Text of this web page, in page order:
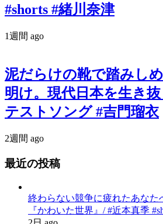
#shorts #緒川奈津
1週間 ago
泥だらけの靴で踏みし
明け。現代日本を生き
テストソング #吉門瑠衣
2週間 ago
最近の投稿
終わらない競争に疲れたあなた
『かわいた世界』/ #近本真季